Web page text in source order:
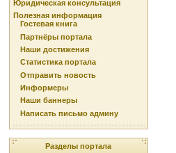
Юридическая консультация
Полезная информация
Гостевая книга
Партнёры портала
Наши достижения
Статистика портала
Отправить новость
Информеры
Наши баннеры
Написать письмо админу
Разделы портала